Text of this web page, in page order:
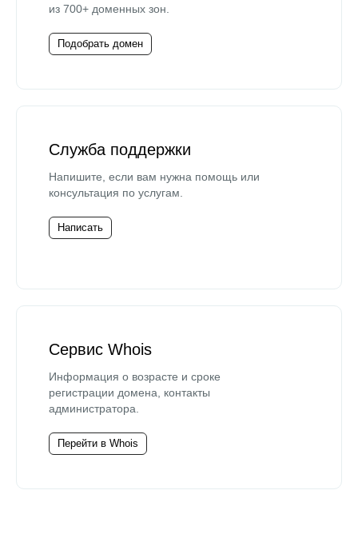
из 700+ доменных зон.
Подобрать домен
Служба поддержки
Напишите, если вам нужна помощь или
консультация по услугам.
Написать
Сервис Whois
Информация о возрасте и сроке
регистрации домена, контакты
администратора.
Перейти в Whois